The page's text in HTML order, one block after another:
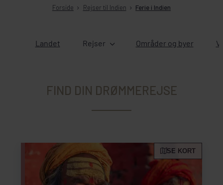
Forside Rejser til Indien Ferie i Indien
Landet Rejser Områder og byer
FIND DIN DRØMMEREJSE
SE KORT